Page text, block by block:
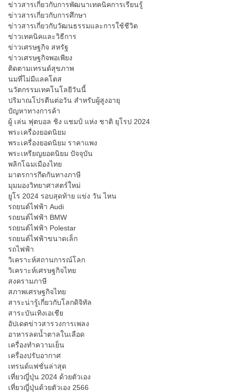
ข่าวสารเกี่ยวกับการพัฒนาเทคนิคการเรียนรู้
ข่าวสารเกี่ยวกับการศึกษา
ข่าวสารเกี่ยวกับวัฒนธรรมและการใช้ชีวิต
ข่าวเทคนิคและวิธีการ
ข่าวเศรษฐกิจ สหรัฐ
ข่าวเศรษฐกิจพอเพียง
ติดตามเทรนด์สุขภาพ
นมที่ไม่มีแลคโตส
นวัตกรรมเทคโนโลยีวันนี้
ปริมาณโปรตีนต่อวัน สำหรับผู้สูงอายุ
ปัญหาทางการค้า
ผู้ เล่น ฟุตบอล ชิง แชมป์ แห่ง ชาติ ยุโรป 2024
พระเครื่องยอดนิยม
พระเครื่องยอดนิยม ราคาแพง
พระเหรียญยอดนิยม ปัจจุบัน
พลิกโฉมเมืองไทย
มาตรการกีดกันทางภาษี
มุมมองวิทยาศาสตร์ใหม่
ยูโร 2024 รอบสุดท้าย แข่ง วัน ไหน
รถยนต์ไฟฟ้า Audi
รถยนต์ไฟฟ้า BMW
รถยนต์ไฟฟ้า Polestar
รถยนต์ไฟฟ้าขนาดเล็ก
รถไฟฟ้า
วิเคราะห์สถานการณ์โลก
วิเคราะห์เศรษฐกิจไทย
สงครามภาษี
สภาพเศรษฐกิจไทย
สาระน่ารู้เกี่ยวกับโลกดิจิทัล
สาระบันเทิงเอเชีย
อัปเดตข่าวสารวงการเพลง
อาหารลดน้ำตาลในเลือด
เครื่องทำความเย็น
เครื่องปรับอากาศ
เทรนด์แฟชั่นล่าสุด
เที่ยวญี่ปุ่น 2024 ด้วยตัวเอง
เที่ยวญี่ปุ่นด้วยตัวเอง 2566